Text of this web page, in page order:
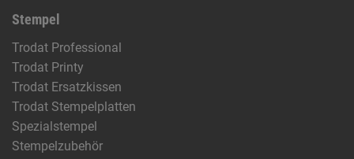
Stempel
Trodat Professional
Trodat Printy
Trodat Ersatzkissen
Trodat Stempelplatten
Spezialstempel
Stempelzubehör